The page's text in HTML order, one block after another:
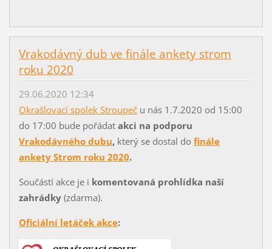
Vrakodávný dub ve finále ankety strom
roku 2020
29.06.2020 12:34
Okrašlovací spolek Stroupeču nás 1.7.2020 od 15:00
do 17:00 bude pořádat akci na podporu
Vrakodávného dubu, který se dostal do finále
ankety Strom roku 2020.
Součástí akce je i komentovaná prohlídka naší
zahrádky(zdarma).
Oficiální letáček akce: